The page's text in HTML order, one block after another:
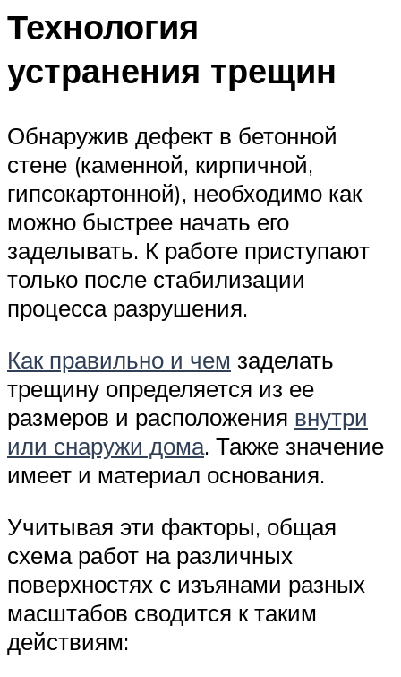
Технология
устранения трещин
Обнаружив дефект в бетонной
стене (каменной, кирпичной,
гипсокартонной), необходимо как
можно быстрее начать его
заделывать. К работе приступают
только после стабилизации
процесса разрушения.
Как правильно и чем заделать
трещину определяется из ее
размеров и расположения внутри
или снаружи дома. Также значение
имеет и материал основания.
Учитывая эти факторы, общая
схема работ на различных
поверхностях с изъянами разных
масштабов сводится к таким
действиям: